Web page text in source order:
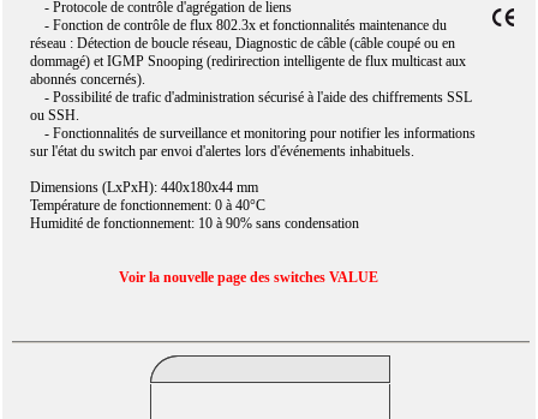
- Protocole de contrôle d'agrégation de liens
- Fonction de contrôle de flux 802.3x et fonctionnalités maintenance du
réseau : Détection de boucle réseau, Diagnostic de câble (câble coupé ou en
dommagé) et IGMP Snooping (redirirection intelligente de flux multicast aux
abonnés concernés).
- Possibilité de trafic d'administration sécurisé à l'aide des chiffrements SSL
ou SSH.
- Fonctionnalités de surveillance et monitoring pour notifier les informations
sur l'état du switch par envoi d'alertes lors d'événements inhabituels.
Dimensions (LxPxH): 440x180x44 mm
Température de fonctionnement: 0 à 40°C
Humidité de fonctionnement: 10 à 90% sans condensation
Voir la nouvelle page des switches VALUE